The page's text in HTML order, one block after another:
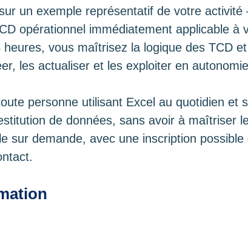
un exemple représentatif de votre
opérationnel immédiatement applicable à
heures, vous maîtrisez la logique des TCD
les actualiser et les exploiter en
personne utilisant Excel au quotidien et
de données, sans avoir à maîtriser
sur demande, avec une inscription possible